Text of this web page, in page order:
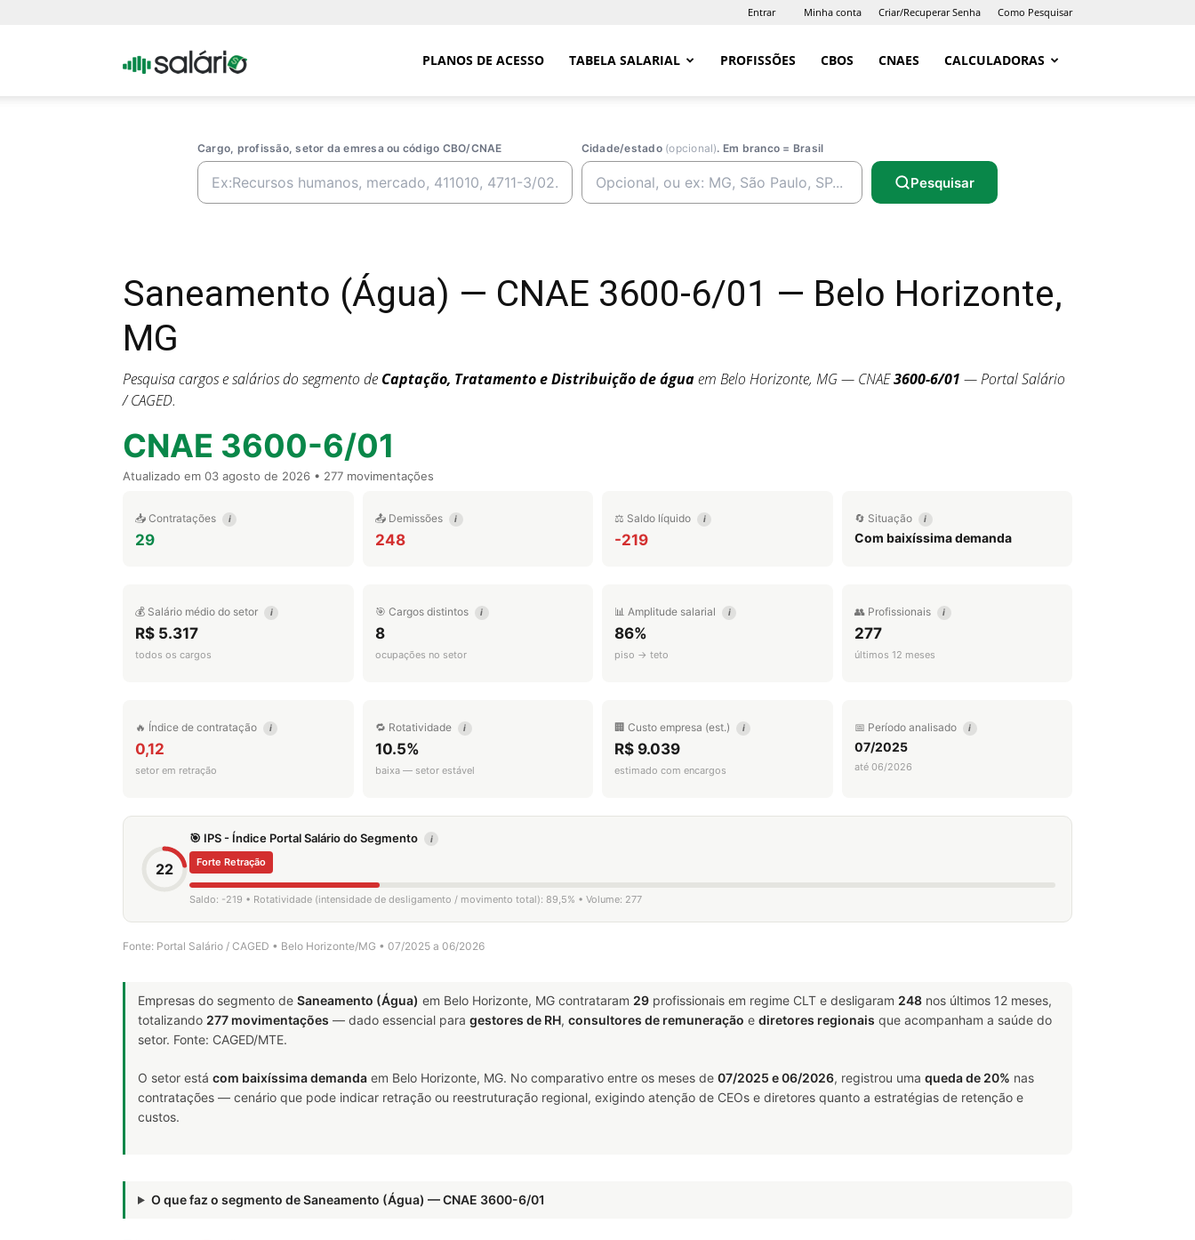
Entrar Minha conta Criar/Recuperar Senha Como Pesquisar
Portal PLANOS DE ACESSO TABELA SALARIAL PROFISSÕES CBOS CNAES CALCULADORAS
Cargo, profissão, setor da emresa ou código CBO/CNAE Cidade/estado (opcional). Em branco = Brasil
Pesquisar
Saneamento (Água) — CNAE 3600-6/01 — Belo Horizonte,
MG
Pesquisa cargos e salários do segmento de Captação, Tratamento e Distribuição de águaem Belo Horizonte, MG — CNAE3600-6/01 — Portal Salário
/ CAGED.
CNAE 3600-6/01
Atualizado em 03 agosto de 2026 • 277 movimentações
📥 Contratações i
29
📤 Demissões i
248
⚖️ Saldo líquido i
-219
🔄 Situação i
Com baixíssima demanda
💰 Salário médio do setor i
R$ 5.317
todos os cargos
🎯 Cargos distintos i
8
ocupações no setor
📊 Amplitude salarial i
86%
piso → teto
👥 Profissionais i
277
últimos 12 meses
🔥 Índice de contratação i
0,12
setor em retração
🔁 Rotatividade i
10.5%
baixa — setor estável
🏢 Custo empresa (est.) i
R$ 9.039
estimado com encargos
📅 Período analisado i
07/2025
até 06/2026
22
🎯 IPS - Índice Portal Salário do Segmento i
Forte Retração
Saldo: -219 • Rotatividade (intensidade de desligamento / movimento total): 89,5% • Volume: 277
Fonte: Portal Salário / CAGED • Belo Horizonte/MG • 07/2025 a 06/2026
Empresas do segmento de Saneamento (Água) em Belo Horizonte, MG contrataram 29 profissionais em regime CLT e desligaram 248 nos últimos 12 meses,
totalizando 277 movimentações — dado essencial para gestores de RH, consultores de remuneração e diretores regionais que acompanham a saúde do
setor. Fonte: CAGED/MTE.
O setor está com baixíssima demanda em Belo Horizonte, MG. No comparativo entre os meses de 07/2025 e 06/2026, registrou uma queda de 20% nas
contratações — cenário que pode indicar retração ou reestruturação regional, exigindo atenção de CEOs e diretores quanto a estratégias de retenção e
custos.
O que faz o segmento de Saneamento (Água) — CNAE 3600-6/01